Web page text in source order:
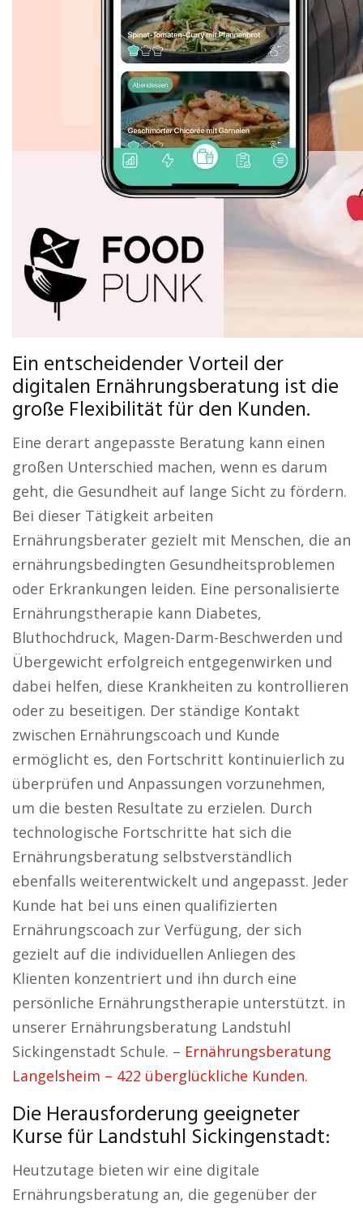
Ein entscheidender Vorteil der
digitalen Ernährungsberatung ist die
große Flexibilität für den Kunden.
Eine derart angepasste Beratung kann einen
großen Unterschied machen, wenn es darum
geht, die Gesundheit auf lange Sicht zu fördern.
Bei dieser Tätigkeit arbeiten
Ernährungsberater gezielt mit Menschen, die an
ernährungsbedingten Gesundheitsproblemen
oder Erkrankungen leiden. Eine personalisierte
Ernährungstherapie kann Diabetes,
Bluthochdruck, Magen-Darm-Beschwerden und
Übergewicht erfolgreich entgegenwirken und
dabei helfen, diese Krankheiten zu kontrollieren
oder zu beseitigen. Der ständige Kontakt
zwischen Ernährungscoach und Kunde
ermöglicht es, den Fortschritt kontinuierlich zu
überprüfen und Anpassungen vorzunehmen,
um die besten Resultate zu erzielen. Durch
technologische Fortschritte hat sich die
Ernährungsberatung selbstverständlich
ebenfalls weiterentwickelt und angepasst. Jeder
Kunde hat bei uns einen qualifizierten
Ernährungscoach zur Verfügung, der sich
gezielt auf die individuellen Anliegen des
Klienten konzentriert und ihn durch eine
persönliche Ernährungstherapie unterstützt. in
unserer Ernährungsberatung Landstuhl
Sickingenstadt Schule. – Ernährungsberatung
Langelsheim – 422 überglückliche Kunden.
Die Herausforderung geeigneter
Kurse für Landstuhl Sickingenstadt:
Heutzutage bieten wir eine digitale
Ernährungsberatung an, die gegenüber der